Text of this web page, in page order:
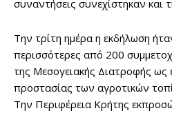
συναντήσεις συνεχίστηκαν και
Την τρίτη ημέρα η εκδήλωση
περισσότερες από 200
της Μεσογειακής Διατροφής ως
προστασίας των αγροτικών
Την Περιφέρεια Κρήτης